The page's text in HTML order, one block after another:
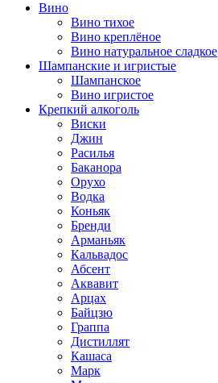
Вино
Вино тихое
Вино креплёное
Вино натуральное сладкое
Шампанские и игристые
Шампанское
Вино игристое
Крепкий алкоголь
Виски
Джин
Расилья
Баканора
Орухо
Водка
Коньяк
Бренди
Арманьяк
Кальвадос
Абсент
Аквавит
Арцах
Байцзю
Граппа
Дистиллят
Кашаса
Марк